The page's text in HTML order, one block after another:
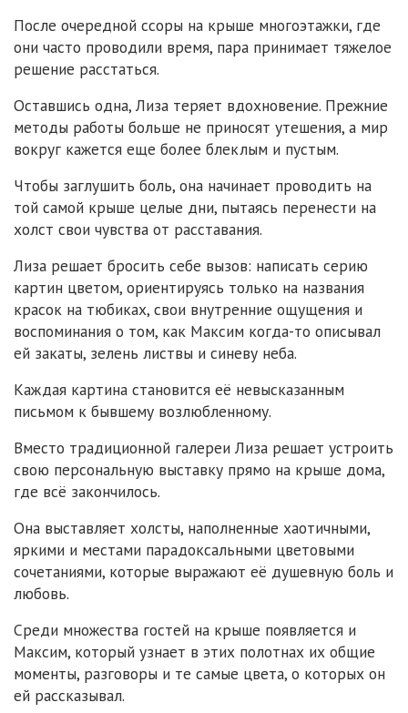
После очередной ссоры на крыше многоэтажки, где
они часто проводили время, пара принимает тяжелое
решение расстаться.
Оставшись одна, Лиза теряет вдохновение. Прежние
методы работы больше не приносят утешения, а мир
вокруг кажется еще более блеклым и пустым.
Чтобы заглушить боль, она начинает проводить на
той самой крыше целые дни, пытаясь перенести на
холст свои чувства от расставания.
Лиза решает бросить себе вызов: написать серию
картин цветом, ориентируясь только на названия
красок на тюбиках, свои внутренние ощущения и
воспоминания о том, как Максим когда-то описывал
ей закаты, зелень листвы и синеву неба.
Каждая картина становится её невысказанным
письмом к бывшему возлюбленному.
Вместо традиционной галереи Лиза решает устроить
свою персональную выставку прямо на крыше дома,
где всё закончилось.
Она выставляет холсты, наполненные хаотичными,
яркими и местами парадоксальными цветовыми
сочетаниями, которые выражают её душевную боль и
любовь.
Среди множества гостей на крыше появляется и
Максим, который узнает в этих полотнах их общие
моменты, разговоры и те самые цвета, о которых он
ей рассказывал.